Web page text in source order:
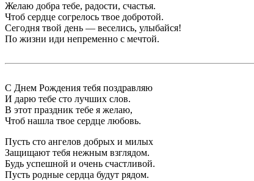
Желаю добра тебе, радости, счастья.
Чтоб сердце согрелось твое добротой.
Сегодня твой день — веселись, улыбайся!
По жизни иди непременно с мечтой.
С Днем Рождения тебя поздравляю
И дарю тебе сто лучших слов.
В этот праздник тебе я желаю,
Чтоб нашла твое сердце любовь.
Пусть сто ангелов добрых и милых
Защищают тебя нежным взглядом.
Будь успешной и очень счастливой.
Пусть родные сердца будут рядом.